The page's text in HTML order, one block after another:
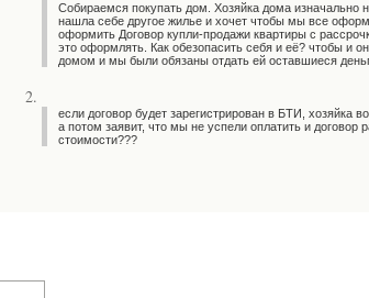
Собираемся покупать дом. Хозяйка дома изначально
нашла себе другое жилье и хочет чтобы мы все
оформить Договор купли-продажи квартиры с
это оформлять. Как обезопасить себя и её? чтобы и
домом и мы были обязаны отдать ей оставшиеся
если договор будет зарегистрирован в БТИ, хозяйка
а потом заявит, что мы не успели оплатить и
стоимости???